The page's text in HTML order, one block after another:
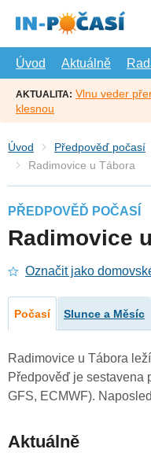
hlavní
Úvod
Aktuálně
AKTUALITA: Vlnu veder
klesnou
Úvod Předpověď počasí
Radimovice u Tábora
PŘEDPOVĚĎ POČASÍ
Radimovice
Označit jako
Počasí Slunce a Měsíc
Radimovice u Tábora
Předpověď je sestavena
GFS, ECMWF).
Aktuálně